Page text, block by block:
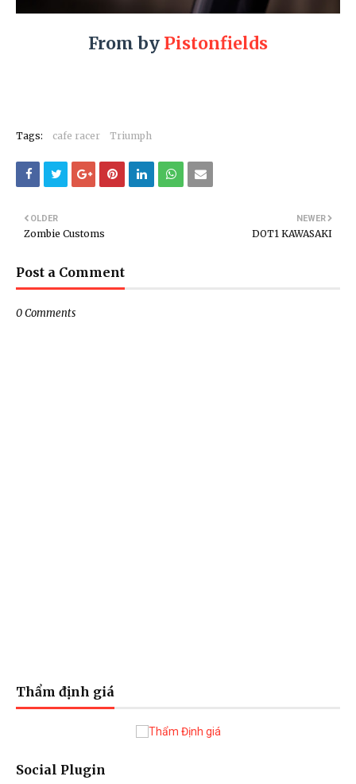
From by Pistonfields
Tags: cafe racer Triumph
NEWER
DOT1 KAWASAKI
OLDER
Zombie Customs
Post a Comment
0 Comments
Thẩm định giá
Social Plugin